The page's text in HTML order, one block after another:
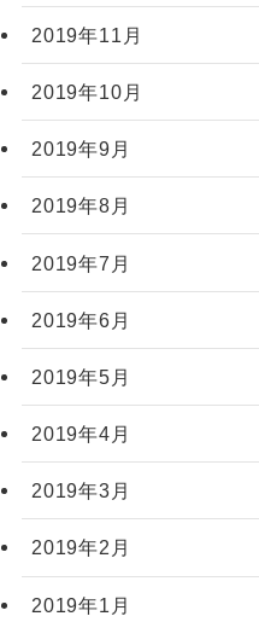
2019年11月
2019年10月
2019年9月
2019年8月
2019年7月
2019年6月
2019年5月
2019年4月
2019年3月
2019年2月
2019年1月